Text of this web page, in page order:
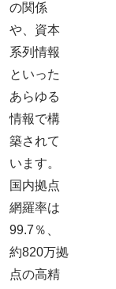
の関係
や、資本
系列情報
といった
あらゆる
情報で構
築されて
います。
国内拠点
網羅率は
99.7％、
約820万拠
点の高精